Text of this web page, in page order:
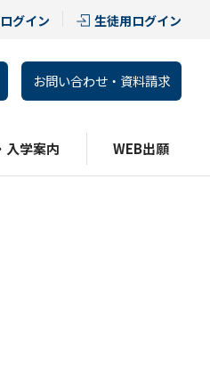
グイン 生徒用ログイン
お問い合わせ・資料請求
入学案内 WEB出願